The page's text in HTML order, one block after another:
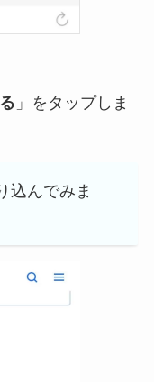
」をタップしま
込んでみま